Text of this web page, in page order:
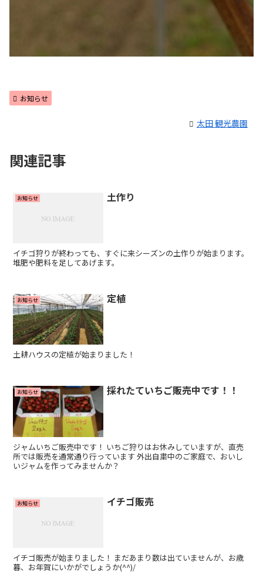
お知らせ
太田 観光農園
関連記事
お知らせ 土作り
イチゴ狩りが終わっても、すぐに来シーズンの土作りが始まります。
堆肥や肥料を足してあげます。
お知らせ 定植
土耕ハウスの定植が始まりました！
お知らせ 採れたていちご販売中です！！
ジャムいちご販売中です！ いちご狩りはお休みしていますが、直売
所では販売を通常通り行っています 外出自粛中のご家庭で、おいし
いジャムを作ってみませんか？
お知らせ イチゴ販売
イチゴ販売が始まりました！ まだあまり数は出ていませんが、お歳
暮、お年賀にいかがでしょうか(^^)/